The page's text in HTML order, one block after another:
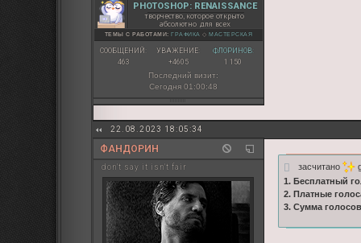
PHOTOSHOP: RENAISSANCE
творчество, которое открыто
абсолютно для всех
ТЕМЫ С РАБОТАМИ: ГРАФИКА ◇ МАСТЕРСКАЯ
СООБЩЕНИЙ:
463
УВАЖЕНИЕ:
+4605
ФЛОРИНОВ:
1 150
Последний визит:
Сегодня 01:00:48
22.08.2023 18:05:34
ФАНДОРИН
don't say it isn't fair засчитано
1. Бесплатный
2. Платные
3. Сумма